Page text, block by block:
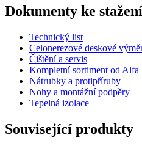
Dokumenty ke stažení
Technický list
Celonerezové deskové
Čištění a servis
Kompletní sortiment od Alfa
Nátrubky a protipříruby
Nohy a montážní podpěry
Tepelná izolace
Související produkty